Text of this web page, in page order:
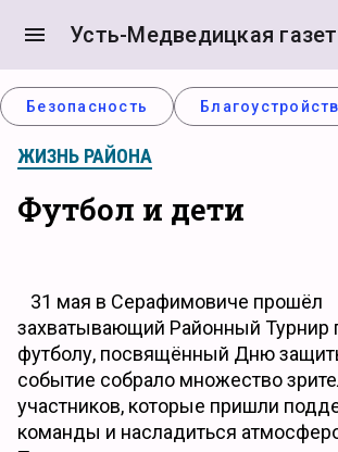
menu Усть-Медведицкая
Безопасность
ЖИЗНЬ РАЙОНА
Футбол и дети
31 мая в Серафимовиче прошёл
захватывающий Районный Турнир
футболу, посвящённый Дню
событие собрало множество
участников, которые пришли
команды и насладиться